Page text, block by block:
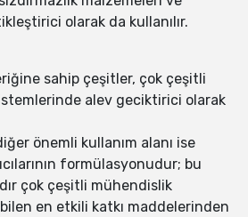
olarak da kullanılır.
sahip çeşitler, çok çeşitli
alev geciktirici olarak
önemli kullanım alanı ise
formülasyonudur; bu
çok çeşitli mühendislik
en etkili katkı maddelerinden